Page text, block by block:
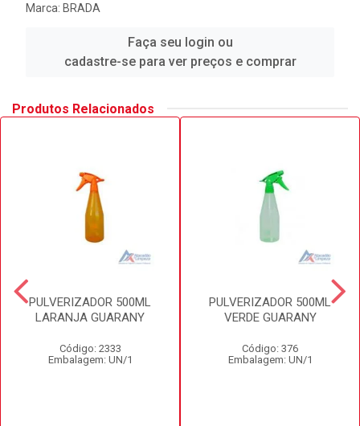
Marca: BRADA
Faça seu login ou
cadastre-se para ver preços e comprar
Produtos Relacionados
PULVERIZADOR 500ML
LARANJA GUARANY
Código: 2333
Embalagem: UN/1
PULVERIZADOR 500ML
VERDE GUARANY
Código: 376
Embalagem: UN/1